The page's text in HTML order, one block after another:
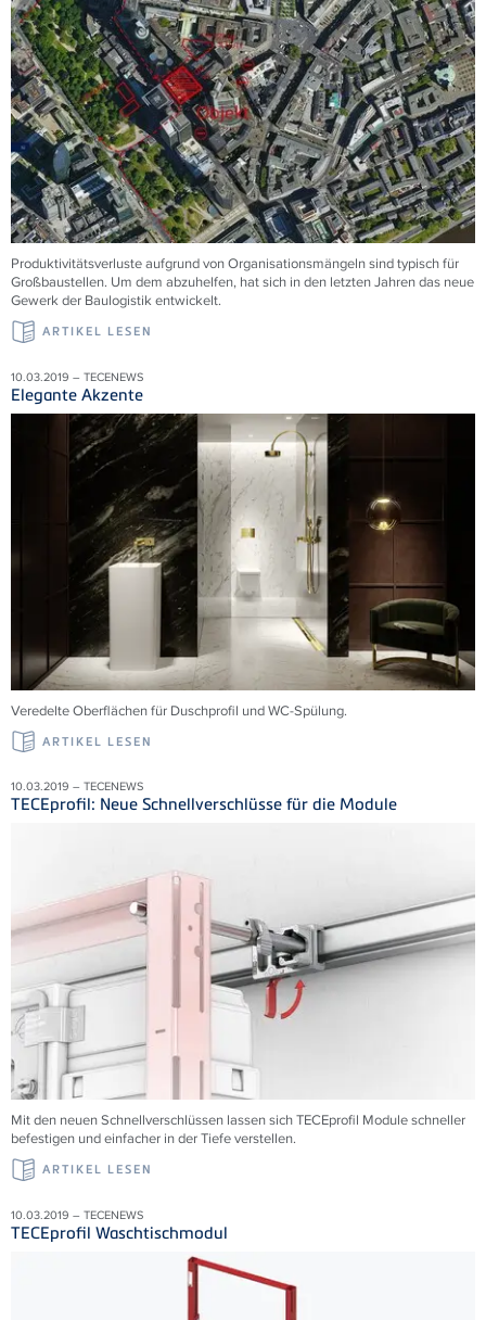
Produktivitätsverluste aufgrund von Organisationsmängeln sind typisch für
Großbaustellen. Um dem abzuhelfen, hat sich in den letzten Jahren das neue
Gewerk der Baulogistik entwickelt.
ARTIKEL LESEN
10.03.2019 – TECENEWS
Elegante Akzente
Veredelte Oberflächen für Duschprofil und WC-Spülung.
ARTIKEL LESEN
10.03.2019 – TECENEWS
TECEprofil: Neue Schnellverschlüsse für die Module
Mit den neuen Schnellverschlüssen lassen sich TECEprofil Module schneller
befestigen und einfacher in der Tiefe verstellen.
ARTIKEL LESEN
10.03.2019 – TECENEWS
TECEprofil Waschtischmodul